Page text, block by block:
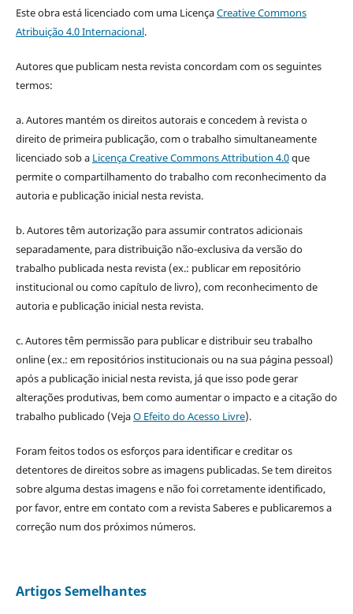
Este obra está licenciado com uma LicençaCreative Commons
Atribuição 4.0 Internacional.
Autores que publicam nesta revista concordam com os seguintes
termos:
a. Autores mantém os direitos autorais e concedem à revista o
direito de primeira publicação, com o trabalho simultaneamente
licenciado sob a Licença Creative Commons Attribution 4.0que
permite o compartilhamento do trabalho com reconhecimento da
autoria e publicação inicial nesta revista.
b. Autores têm autorização para assumir contratos adicionais
separadamente, para distribuição não-exclusiva da versão do
trabalho publicada nesta revista (ex.: publicar em repositório
institucional ou como capítulo de livro), com reconhecimento de
autoria e publicação inicial nesta revista.
c. Autores têm permissão para publicar e distribuir seu trabalho
online (ex.: em repositórios institucionais ou na sua página pessoal)
após a publicação inicial nesta revista, já que isso pode gerar
alterações produtivas, bem como aumentar o impacto e a citação do
trabalho publicado (VejaO Efeito do Acesso Livre).
Foram feitos todos os esforços para identificar e creditar os
detentores de direitos sobre as imagens publicadas. Se tem direitos
sobre alguma destas imagens e não foi corretamente identificado,
por favor, entre em contato com a revista Saberes e publicaremos a
correção num dos próximos números.
Artigos Semelhantes